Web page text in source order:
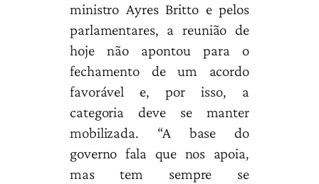
ministro Ayres Britto e pelos
parlamentares, a reunião de
hoje não apontou para o
fechamento de um acordo
favorável e, por isso, a
categoria deve se manter
mobilizada. “A base do
governo fala que nos apoia,
mas tem sempre se